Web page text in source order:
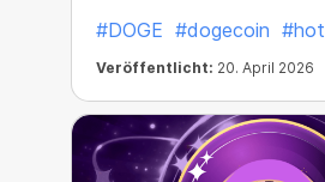
sehr erfolgreich!
#DOGE #dogecoin #hot
Veröffentlicht: 20. April 2026